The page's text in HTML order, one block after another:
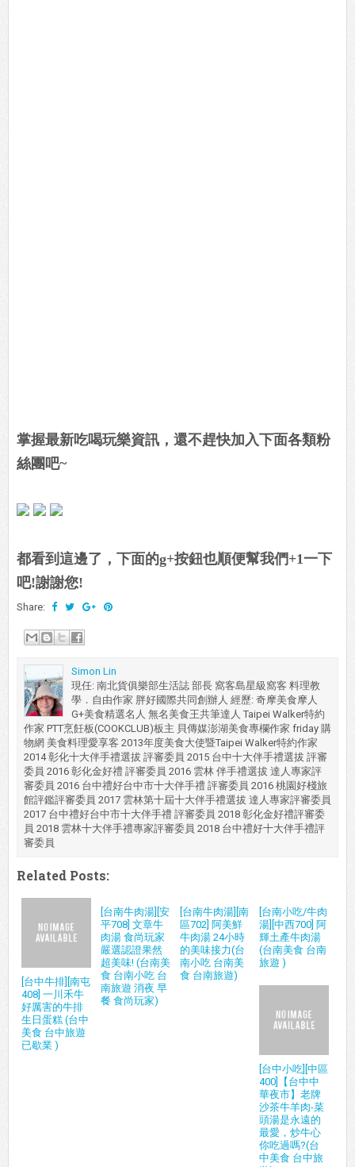
掌握最新吃喝玩樂資訊，還不趕快加入下面各類粉
絲團吧~
都看到這邊了，下面的g+按鈕也順便幫我們+1一下
吧!謝謝您!
Share:
Simon Lin
現任: 南北貨俱樂部生活誌 部長 窩客島星級窩客 料理教
學．自由作家 胖好國際共同創辦人 經歷: 奇摩美食摩人
G+美食精選名人 無名美食王共筆達人 Taipei Walker特約
作家 PTT烹飪板(COOKCLUB)板主 貝傳媒澎湖美食專欄作家 friday 購
物網 美食料理愛享客 2013年度美食大使暨Taipei Walker特約作家
2014 彰化十大伴手禮選拔 評審委員 2015 台中十大伴手禮選拔 評審
委員 2016 彰化金好禮 評審委員 2016 雲林 伴手禮選拔 達人專家評
審委員 2016 台中禮好台中市十大伴手禮 評審委員 2016 桃園好棧旅
館評鑑評審委員 2017 雲林第十屆十大伴手禮選拔 達人專家評審委員
2017 台中禮好台中市十大伴手禮 評審委員 2018 彰化金好禮評審委
員 2018 雲林十大伴手禮專家評審委員 2018 台中禮好十大伴手禮評
審委員
Related Posts:
[台中牛排][南屯
408] 一川禾牛
好厲害的牛排
生日蛋糕 (台中
美食 台中旅遊
已歇業 )
[台南牛肉湯][安
平708] 文章牛
肉湯 食尚玩家
嚴選認證果然
超美味! (台南美
食 台南小吃 台
南旅遊 消夜 早
餐 食尚玩家)
[台南牛肉湯][南
區702] 阿美鮮
牛肉湯 24小時
的美味接力(台
南小吃 台南美
食 台南旅遊)
[台南小吃/牛肉
湯][中西700] 阿
輝土產牛肉湯
(台南美食 台南
旅遊 )
[台中小吃][中區
400]【台中中
華夜市】老牌
沙茶牛羊肉-菜
頭湯是永遠的
最愛，炒牛心
你吃過嗎?(台
中美食 台中旅